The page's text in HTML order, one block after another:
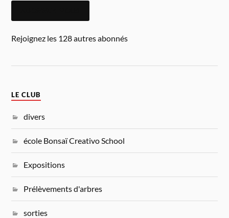
Rejoignez les 128 autres abonnés
LE CLUB
divers
école Bonsaï Creativo School
Expositions
Prélèvements d'arbres
sorties